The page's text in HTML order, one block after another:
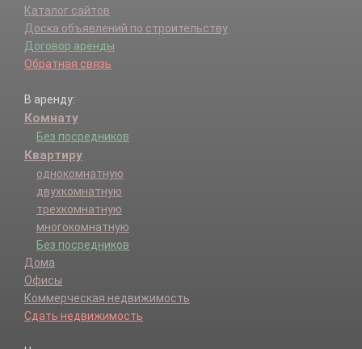
Каталог сайтов
Доска объявлений по строительству
Договор аренды
Обратная связь
В аренду:
Комнату
Без посредников
Квартиру
однокомнатную
двухкомнатную
трехкомнатную
многокомнатную
Без посредников
Дома
Офисы
Коммерческая недвижимость
Сдать недвижимость